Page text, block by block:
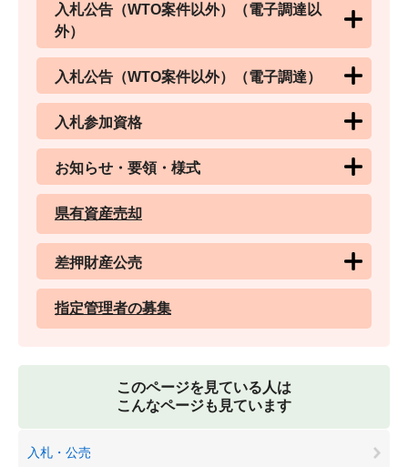
入札公告（WTO案件以外）（電子調達以
外）
入札公告（WTO案件以外）（電子調達）
入札参加資格
お知らせ・要領・様式
県有資産売却
差押財産公売
指定管理者の募集
このページを見ている人は
こんなページも見ています
入札・公売